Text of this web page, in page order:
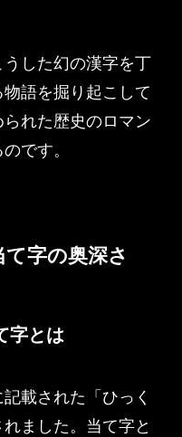
した幻の漢字を丁
語を掘り起こして
れた歴史のロマン
です。
字の奥深さ
字とは
載された「ひっく
ました。当て字と